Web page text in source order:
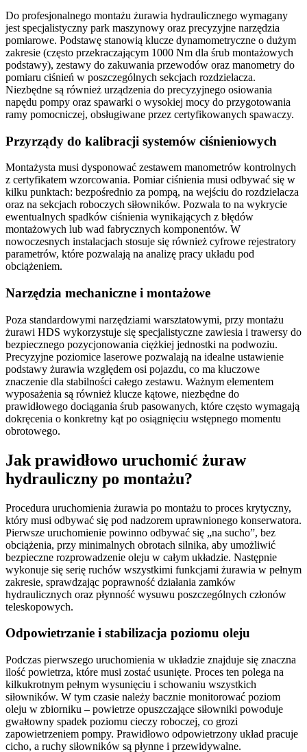
Do profesjonalnego montażu żurawia hydraulicznego wymagany
jest specjalistyczny park maszynowy oraz precyzyjne narzędzia
pomiarowe. Podstawę stanowią klucze dynamometryczne o dużym
zakresie (często przekraczającym 1000 Nm dla śrub montażowych
podstawy), zestawy do zakuwania przewodów oraz manometry do
pomiaru ciśnień w poszczególnych sekcjach rozdzielacza.
Niezbędne są również urządzenia do precyzyjnego osiowania
napędu pompy oraz spawarki o wysokiej mocy do przygotowania
ramy pomocniczej, obsługiwane przez certyfikowanych spawaczy.
Przyrządy do kalibracji systemów ciśnieniowych
Montażysta musi dysponować zestawem manometrów kontrolnych
z certyfikatem wzorcowania. Pomiar ciśnienia musi odbywać się w
kilku punktach: bezpośrednio za pompą, na wejściu do rozdzielacza
oraz na sekcjach roboczych siłowników. Pozwala to na wykrycie
ewentualnych spadków ciśnienia wynikających z błędów
montażowych lub wad fabrycznych komponentów. W
nowoczesnych instalacjach stosuje się również cyfrowe rejestratory
parametrów, które pozwalają na analizę pracy układu pod
obciążeniem.
Narzędzia mechaniczne i montażowe
Poza standardowymi narzędziami warsztatowymi, przy montażu
żurawi HDS wykorzystuje się specjalistyczne zawiesia i trawersy do
bezpiecznego pozycjonowania ciężkiej jednostki na podwoziu.
Precyzyjne poziomice laserowe pozwalają na idealne ustawienie
podstawy żurawia względem osi pojazdu, co ma kluczowe
znaczenie dla stabilności całego zestawu. Ważnym elementem
wyposażenia są również klucze kątowe, niezbędne do
prawidłowego dociągania śrub pasowanych, które często wymagają
dokręcenia o konkretny kąt po osiągnięciu wstępnego momentu
obrotowego.
Jak prawidłowo uruchomić żuraw
hydrauliczny po montażu?
Procedura uruchomienia żurawia po montażu to proces krytyczny,
który musi odbywać się pod nadzorem uprawnionego konserwatora.
Pierwsze uruchomienie powinno odbywać się „na sucho”, bez
obciążenia, przy minimalnych obrotach silnika, aby umożliwić
bezpieczne rozprowadzenie oleju w całym układzie. Następnie
wykonuje się serię ruchów wszystkimi funkcjami żurawia w pełnym
zakresie, sprawdzając poprawność działania zamków
hydraulicznych oraz płynność wysuwu poszczególnych członów
teleskopowych.
Odpowietrzanie i stabilizacja poziomu oleju
Podczas pierwszego uruchomienia w układzie znajduje się znaczna
ilość powietrza, które musi zostać usunięte. Proces ten polega na
kilkukrotnym pełnym wysunięciu i schowaniu wszystkich
siłowników. W tym czasie należy bacznie monitorować poziom
oleju w zbiorniku – powietrze opuszczające siłowniki powoduje
gwałtowny spadek poziomu cieczy roboczej, co grozi
zapowietrzeniem pompy. Prawidłowo odpowietrzony układ pracuje
cicho, a ruchy siłowników są płynne i przewidywalne.